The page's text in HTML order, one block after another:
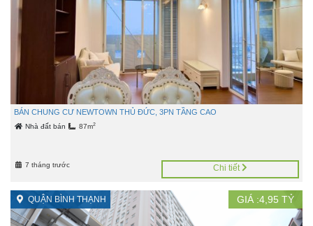
BÁN CHUNG CƯ NEWTOWN THỦ ĐỨC, 3PN TẦNG CAO
Nhà đất bán 87m2
7 tháng trước Chi tiết
QUẬN BÌNH THẠNH GIÁ :4,95 TỶ